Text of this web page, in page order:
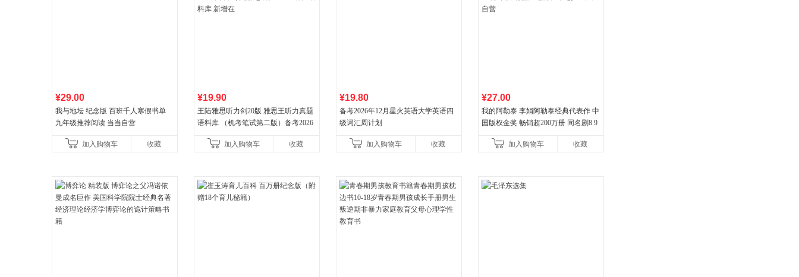
¥29.00
我与地坛 纪念版 百班千人寒假书单
九年级推荐阅读 当当自营
加入购物车 收藏
¥19.90
王陆雅思听力剑20版 雅思王听力真题
语料库 （机考笔试第二版）备考2026
新增在
加入购物车 收藏
¥19.80
备考2026年12月星火英语大学英语四
级词汇周计划
加入购物车 收藏
¥27.00
我的阿勒泰 李娟阿勒泰经典代表作 中
国版权金奖 畅销超200万册 同名剧8.9
加入购物车
收藏